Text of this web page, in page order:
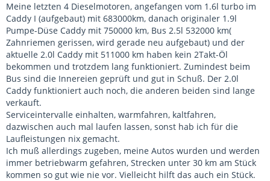
Meine letzten 4 Dieselmotoren, angefangen vom 1.6l turbo im
Caddy I (aufgebaut) mit 683000km, danach originaler 1.9l
Pumpe-Düse Caddy mit 750000 km, Bus 2.5l 532000 km(
Zahnriemen gerissen, wird gerade neu aufgebaut) und der
aktuelle 2.0l Caddy mit 511000 km haben kein 2Takt-Öl
bekommen und trotzdem lang funktioniert. Zumindest beim
Bus sind die Innereien geprüft und gut in Schuß. Der 2.0l
Caddy funktioniert auch noch, die anderen beiden sind lange
verkauft.
Serviceintervalle einhalten, warmfahren, kaltfahren,
dazwischen auch mal laufen lassen, sonst hab ich für die
Laufleistungen nix gemacht.
Ich muß allerdings zugeben, meine Autos wurden und werden
immer betriebwarm gefahren, Strecken unter 30 km am Stück
kommen so gut wie nie vor. Vielleicht hilft das auch ein Stück.